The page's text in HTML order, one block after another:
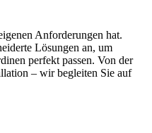
Anforderungen hat.
Lösungen an, um
perfekt passen. Von der
– wir begleiten Sie auf